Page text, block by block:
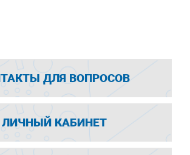
ДЛЯ ВОПРОСОВ
ЛИЧНЫЙ КАБИНЕТ